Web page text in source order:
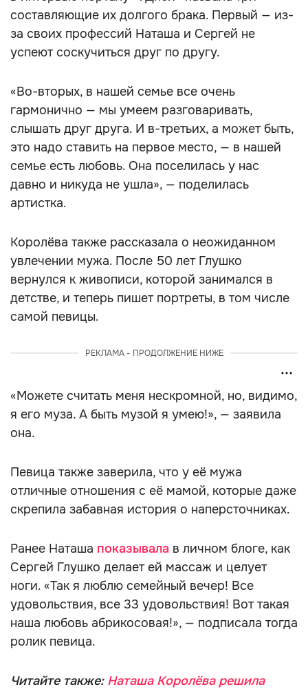
составляющие их долгого брака. Первый — из-
за своих профессий Наташа и Сергей не
успеют соскучиться друг по другу.
«Во-вторых, в нашей семье все очень
гармонично — мы умеем разговаривать,
слышать друг друга. И в-третьих, а может быть,
это надо ставить на первое место, — в нашей
семье есть любовь. Она поселилась у нас
давно и никуда не ушла», — поделилась
артистка.
Королёва также рассказала о неожиданном
увлечении мужа. После 50 лет Глушко
вернулся к живописи, которой занимался в
детстве, и теперь пишет портреты, в том числе
самой певицы.
РЕКЛАМА - ПРОДОЛЖЕНИЕ НИЖЕ
«Можете считать меня нескромной, но, видимо,
я его муза. А быть музой я умею!», — заявила
она.
Певица также заверила, что у её мужа
отличные отношения с её мамой, которые даже
скрепила забавная история о наперсточниках.
Ранее Наташа показывала в личном блоге, как
Сергей Глушко делает ей массаж и целует
ноги. «Так я люблю семейный вечер! Все
удовольствия, все 33 удовольствия! Вот такая
наша любовь абрикосовая!», — подписала тогда
ролик певица.
Читайте также: Наташа Королёва решила